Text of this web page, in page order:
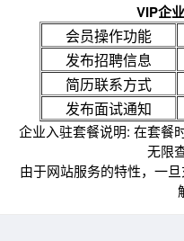
VIP企
会员操作功能
发布招聘信息
简历联系方式
发布面试通知
企业入驻套餐说明: 在套餐
无限
由于网站服务的特性，一